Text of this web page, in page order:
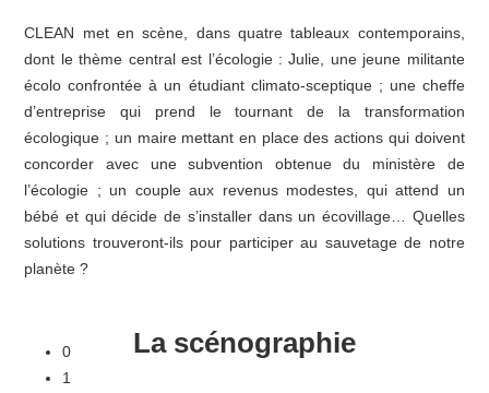
0
1
CLEAN met en scène, dans quatre tableaux contemporains,
dont le thème central est l’écologie : Julie, une jeune militante
écolo confrontée à un étudiant climato-sceptique ; une cheffe
d’entreprise qui prend le tournant de la transformation
écologique ; un maire mettant en place des actions qui doivent
concorder avec une subvention obtenue du ministère de
l’écologie ; un couple aux revenus modestes, qui attend un
bébé et qui décide de s’installer dans un écovillage… Quelles
solutions trouveront-ils pour participer au sauvetage de notre
planète ?
La scénographie